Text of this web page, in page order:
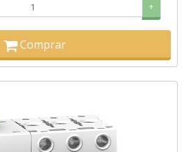
+
Comprar